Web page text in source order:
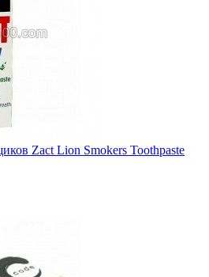
Zact Lion Smokers Toothpaste